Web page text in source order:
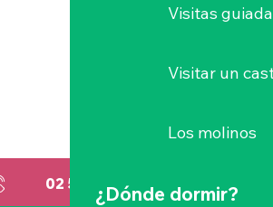
Visitas
Visitar un
Los molinos
¿Dónde dormir?
02 51 79 01 ▒▒